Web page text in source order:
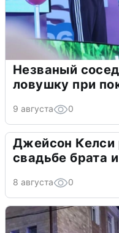
Незваный
ловушку при
9 августа 0
Джейсон Келси
свадьбе брата
8 августа 0